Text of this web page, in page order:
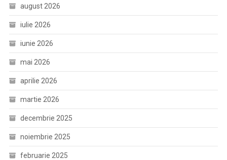
august 2026
iulie 2026
iunie 2026
mai 2026
aprilie 2026
martie 2026
decembrie 2025
noiembrie 2025
februarie 2025